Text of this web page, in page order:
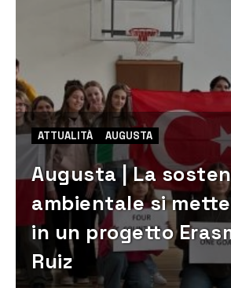
ATTUALITÀ AUGUSTA
Augusta | La
ambientale si
in un progetto
Ruiz